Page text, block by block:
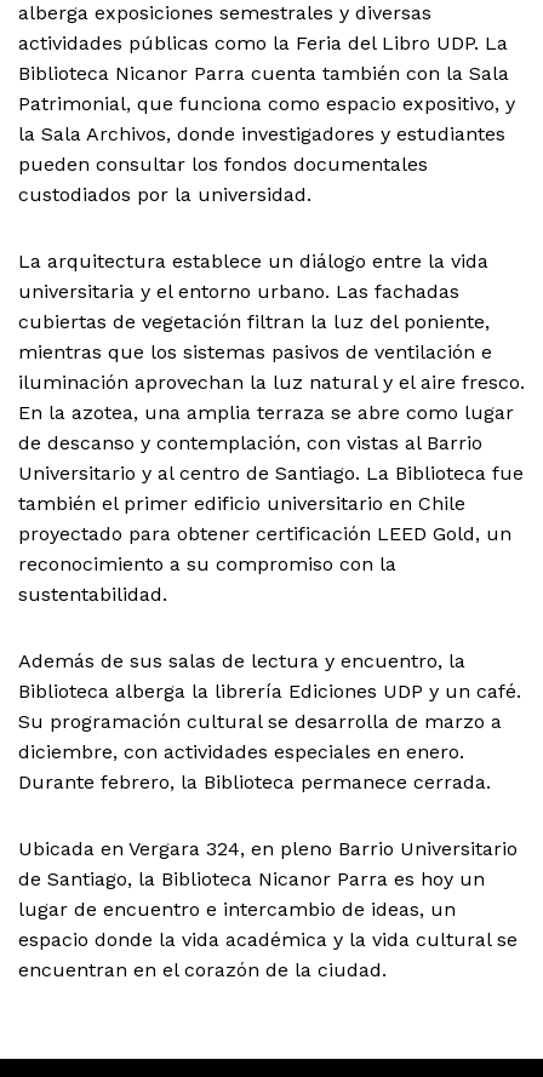
alberga exposiciones semestrales y diversas
actividades públicas como la Feria del Libro UDP. La
Biblioteca Nicanor Parra cuenta también con la Sala
Patrimonial, que funciona como espacio expositivo, y
la Sala Archivos, donde investigadores y estudiantes
pueden consultar los fondos documentales
custodiados por la universidad.
La arquitectura establece un diálogo entre la vida
universitaria y el entorno urbano. Las fachadas
cubiertas de vegetación filtran la luz del poniente,
mientras que los sistemas pasivos de ventilación e
iluminación aprovechan la luz natural y el aire fresco.
En la azotea, una amplia terraza se abre como lugar
de descanso y contemplación, con vistas al Barrio
Universitario y al centro de Santiago. La Biblioteca fue
también el primer edificio universitario en Chile
proyectado para obtener certificación LEED Gold, un
reconocimiento a su compromiso con la
sustentabilidad.
Además de sus salas de lectura y encuentro, la
Biblioteca alberga la librería Ediciones UDP y un café.
Su programación cultural se desarrolla de marzo a
diciembre, con actividades especiales en enero.
Durante febrero, la Biblioteca permanece cerrada.
Ubicada en Vergara 324, en pleno Barrio Universitario
de Santiago, la Biblioteca Nicanor Parra es hoy un
lugar de encuentro e intercambio de ideas, un
espacio donde la vida académica y la vida cultural se
encuentran en el corazón de la ciudad.